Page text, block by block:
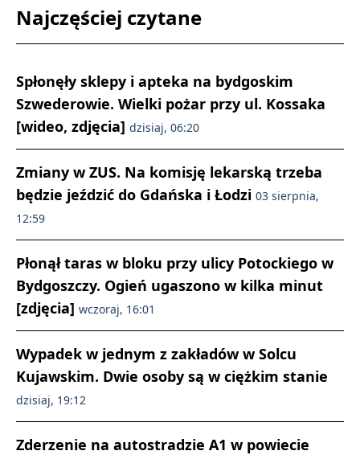
Najczęściej czytane
Spłonęły sklepy i apteka na bydgoskim
Szwederowie. Wielki pożar przy ul. Kossaka
[wideo, zdjęcia] dzisiaj, 06:20
Zmiany w ZUS. Na komisję lekarską trzeba
będzie jeździć do Gdańska i Łodzi 03 sierpnia,
12:59
Płonął taras w bloku przy ulicy Potockiego w
Bydgoszczy. Ogień ugaszono w kilka minut
[zdjęcia] wczoraj, 16:01
Wypadek w jednym z zakładów w Solcu
Kujawskim. Dwie osoby są w ciężkim stanie
dzisiaj, 19:12
Zderzenie na autostradzie A1 w powiecie